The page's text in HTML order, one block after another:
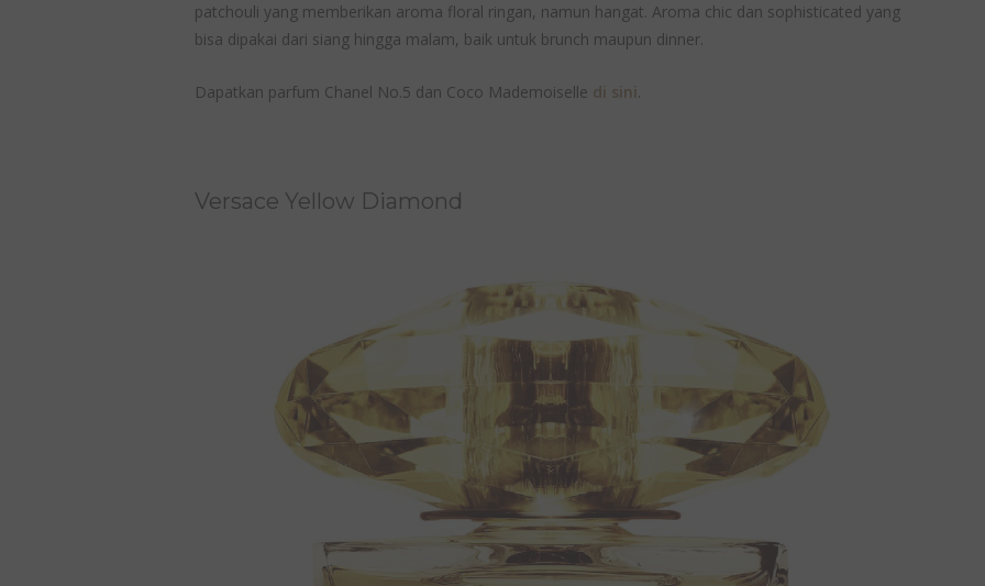
patchouli yang memberikan aroma floral ringan, namun hangat. Aroma chic dan sophisticated yang
bisa dipakai dari siang hingga malam, baik untuk brunch maupun dinner.
Dapatkan parfum Chanel No.5 dan Coco Mademoiselle di sini.
Versace Yellow Diamond